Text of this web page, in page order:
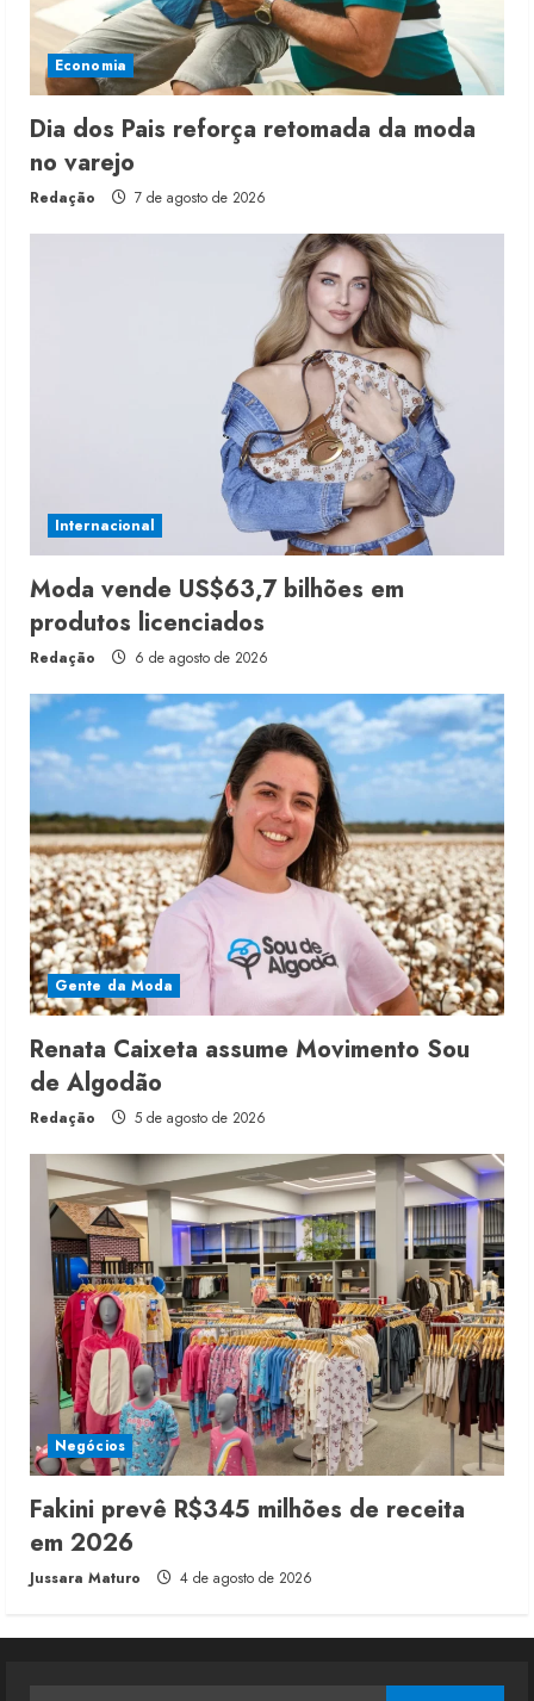
Economia
Dia dos Pais reforça retomada da moda
no varejo
Redação 7 de agosto de 2026
Internacional
Moda vende US$63,7 bilhões em
produtos licenciados
Redação 6 de agosto de 2026
Gente da Moda
Renata Caixeta assume Movimento Sou
de Algodão
Redação 5 de agosto de 2026
Negócios
Fakini prevê R$345 milhões de receita
em 2026
Jussara Maturo 4 de agosto de 2026